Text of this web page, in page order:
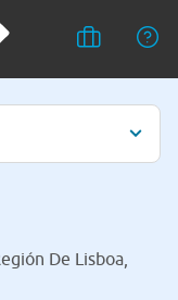
De Lisboa,